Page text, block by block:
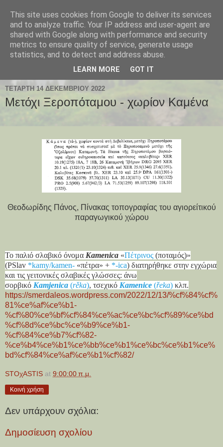
Παλαιοχώρι Χαλκιδικής
Palaiochori Chalkidiki - Paleochori (Chalkidiki) - Paleochóri
- Halkidiki Δήμος Αριστοτέλη, Κεντρική Μακεδονία, Ελλάδα
ΤΕΤΆΡΤΗ 14 ΔΕΚΕΜΒΡΊΟΥ 2022
Μετόχι Ξεροπόταμου - χωρίον Καμένα
Θεοδωρίδης Πάνος, Πίνακας τοπογραφίας του αγιορείτικού
παραγωγικού χώρου
Το παλιό σλαβικό όνομα Kamenica «Πέτρινος (ποταμός)»
(PSlav *kamy/kamen- «πέτρα» + *-ica) διατηρήθηκε στην εγχώρια
και τις γειτονικές σλαβικές γλώσσες: άνω
σορβικό Kamjenica (rěka), τσεχικό Kamenice (řeka) κλπ.
https://smerdaleos.wordpress.com/2022/12/13/%cf%84%cf%
81%ce%af%ce%b1-
%cf%80%ce%bf%cf%84%ce%ac%ce%bc%cf%89%ce%bd
%cf%8d%ce%bc%ce%b9%ce%b1-
%cf%84%ce%b7%cf%82-
%ce%b4%ce%b1%ce%bb%ce%b1%ce%bc%ce%b1%ce%
bd%cf%84%ce%af%ce%b1%cf%82/
STOχASTIS at 9:00:00 π.μ.
Κοινή χρήση
Δεν υπάρχουν σχόλια:
Δημοσίευση σχολίου
This site uses cookies from Google to deliver its services
and to analyze traffic. Your IP address and user-agent are
shared with Google along with performance and security
metrics to ensure quality of service, generate usage
statistics, and to detect and address abuse.
LEARN MORE GOT IT